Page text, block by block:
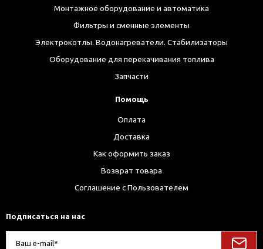
Монтажное оборудование и автоматика
Фильтры и сменные элементы
Электрокотлы. Водонагреватели. Стабилизаторы
Оборудование для перекачивания топлива
Запчасти
Помощь
Оплата
Доставка
Как оформить заказ
Возврат товара
Соглашение с Пользователем
Подписаться на нас